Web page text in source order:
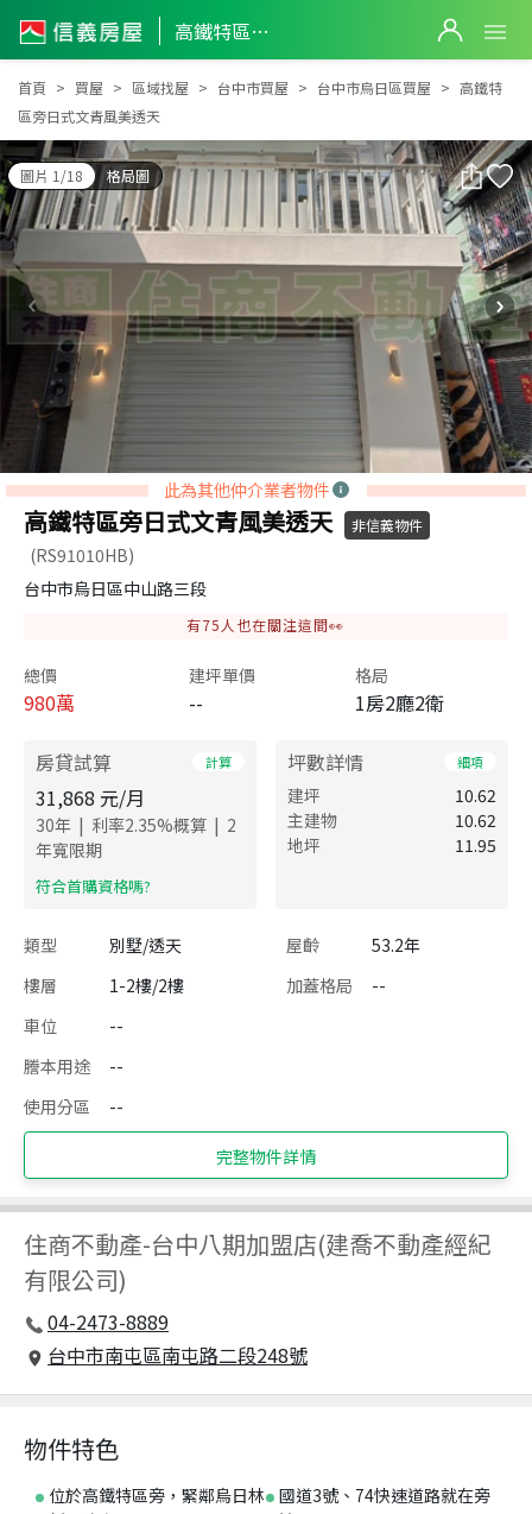
高鐵特區旁日式文青風美透天
高鐵特區旁日式文青風美透天
首頁 買屋 區域找屋 台中市買屋 台中市烏日區買屋
高鐵特
區旁日式文青風美透天
圖片 1/18 格局圖
此為其他仲介業者物件
高鐵特區旁日式文青風美透天 非信義物件
(RS91010HB)
台中市烏日區中山路三段
有75 人也在關注這間👀
總價
980萬
建坪單價
--
格局
1房2廳2衛
房貸試算 計算
31,868 元/月
30年 | 利率2.35%概算 | 2
年寬限期
​符合首購資格嗎?
坪數詳情 細項
建坪
10.62
主建物
10.62
地坪
11.95
類型 別墅/透天 屋齡
53.2年
樓層
1-2樓/2樓 加蓋格局
--
車位
--
謄本用途
--
使用分區
--
完整物件詳情
住商不動產-台中八期加盟店(建喬不動產經紀
有限公司)
04-2473-8889
台中市南屯區南屯路二段248號
物件特色
位於高鐵特區旁，緊鄰烏日林
國道3號、74快速道路就在旁